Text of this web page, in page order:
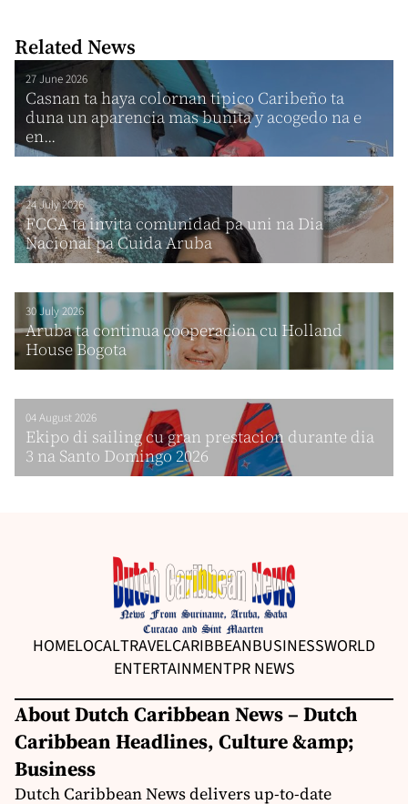
Related News
27 June 2026
Casnan ta haya colornan tipico Caribeño ta
duna un aparencia mas bunita y acogedo na e
en...
24 July 2026
FCCA ta invita comunidad pa uni na Dia
Nacional pa Cuida Aruba
30 July 2026
Aruba ta continua cooperacion cu Holland
House Bogota
04 August 2026
Ekipo di sailing cu gran prestacion durante dia
3 na Santo Domingo 2026
HOMELOCALTRAVELCARIBBEANBUSINESSWORLD
ENTERTAINMENTPR NEWS
About Dutch Caribbean News – Dutch
Caribbean Headlines, Culture &amp;
Business
Dutch Caribbean News delivers up-to-date